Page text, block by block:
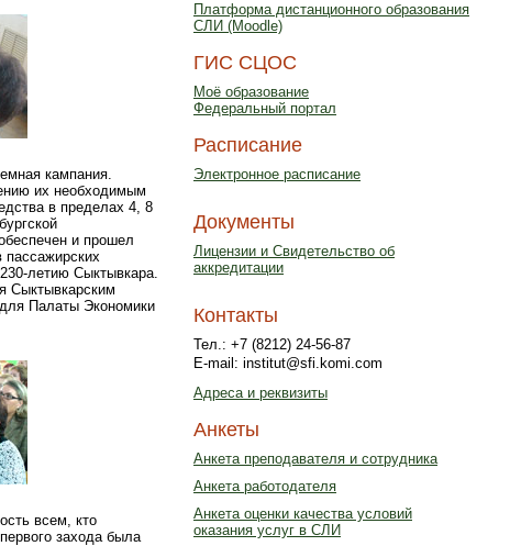
кампания.
их необходимым
в пределах 4, 8
и прошел
пассажирских
летию Сыктывкара.
Сыктывкарским
Палаты Экономики
всем, кто
захода была
Платформа дистанционного образования
СЛИ (Moodle)
ГИС СЦОС
Моё образование
Федеральный портал
Расписание
Электронное расписание
Документы
Лицензии и Свидетельство об
аккредитации
Контакты
Тел.: +7 (8212) 24-56-87
E-mail: institut@sfi.komi.com
Адреса и реквизиты
Анкеты
Анкета преподавателя и сотрудника
Анкета работодателя
Анкета оценки качества условий
оказания услуг в СЛИ